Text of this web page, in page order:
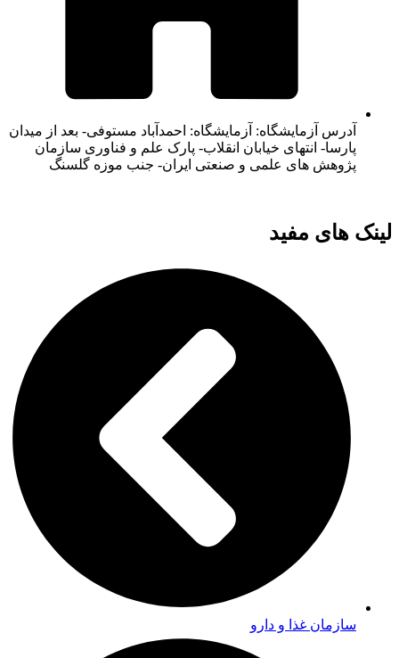
آدرس آزمایشگاه: آزمایشگاه: احمدآباد مستوفی- بعد از میدان
پارسا- انتهای خیابان انقلاب- پارک علم و فناوری سازمان
پژوهش های علمی و صنعتی ایران- جنب موزه گلسنگ
لینک های مفید
سازمان غذا و دارو